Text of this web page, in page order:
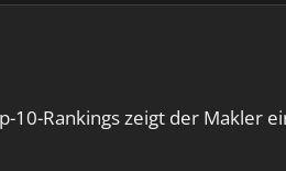
Rankings zeigt der Makler